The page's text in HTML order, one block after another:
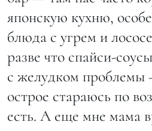
японскую кухню,
блюда с угрем и
разве что спайси-
с желудком
острое стараюсь по
есть. А еще мне мама